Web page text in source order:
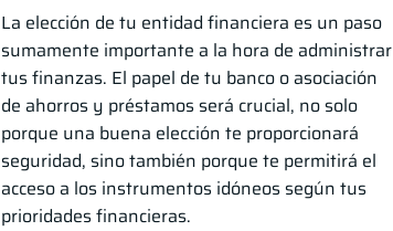
La elección de tu entidad financiera es un paso
sumamente importante a la hora de administrar
tus finanzas. El papel de tu banco o asociación
de ahorros y préstamos será crucial, no solo
porque una buena elección te proporcionará
seguridad, sino también porque te permitirá el
acceso a los instrumentos idóneos según tus
prioridades financieras.